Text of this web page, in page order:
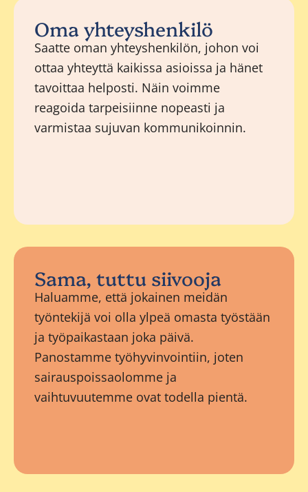
Oma yhteyshenkilö
Saatte oman yhteyshenkilön, johon voi
ottaa yhteyttä kaikissa asioissa ja hänet
tavoittaa helposti. Näin voimme
reagoida tarpeisiinne nopeasti ja
varmistaa sujuvan kommunikoinnin.
Sama, tuttu siivooja
Haluamme, että jokainen meidän
työntekijä voi olla ylpeä omasta työstään
ja työpaikastaan joka päivä.
Panostamme työhyvinvointiin, joten
sairauspoissaolomme ja
vaihtuvuutemme ovat todella pientä.